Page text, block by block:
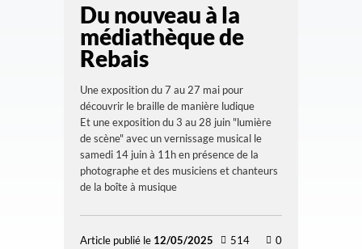
Du nouveau à la
médiathèque de
Rebais
Une exposition du 7 au 27 mai pour
découvrir le braille de manière ludique
Et une exposition du 3 au 28 juin "lumière
de scène" avec un vernissage musical le
samedi 14 juin à 11h en présence de la
photographe et des musiciens et chanteurs
de la boîte à musique
Article publié le 12/05/2025 514 0